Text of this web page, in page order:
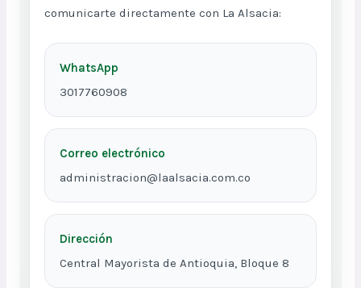
comunicarte directamente con La Alsacia:
WhatsApp
3017760908
Correo electrónico
administracion@laalsacia.com.co
Dirección
Central Mayorista de Antioquia, Bloque 8